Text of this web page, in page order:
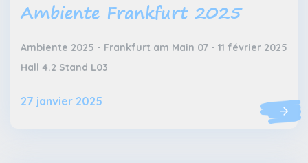
Ambiente Frankfurt 2025
Ambiente 2025 - Frankfurt am Main 07 - 11 février 2025
Hall 4.2 Stand L03
27 janvier 2025